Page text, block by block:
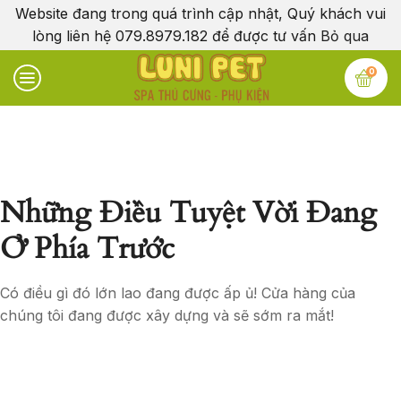
Website đang trong quá trình cập nhật, Quý khách vui
lòng liên hệ 079.8979.182 để được tư vấn Bỏ qua
0
Những Điều Tuyệt Vời Đang
Ở Phía Trước
Có điều gì đó lớn lao đang được ấp ủ! Cửa hàng của
chúng tôi đang được xây dựng và sẽ sớm ra mắt!